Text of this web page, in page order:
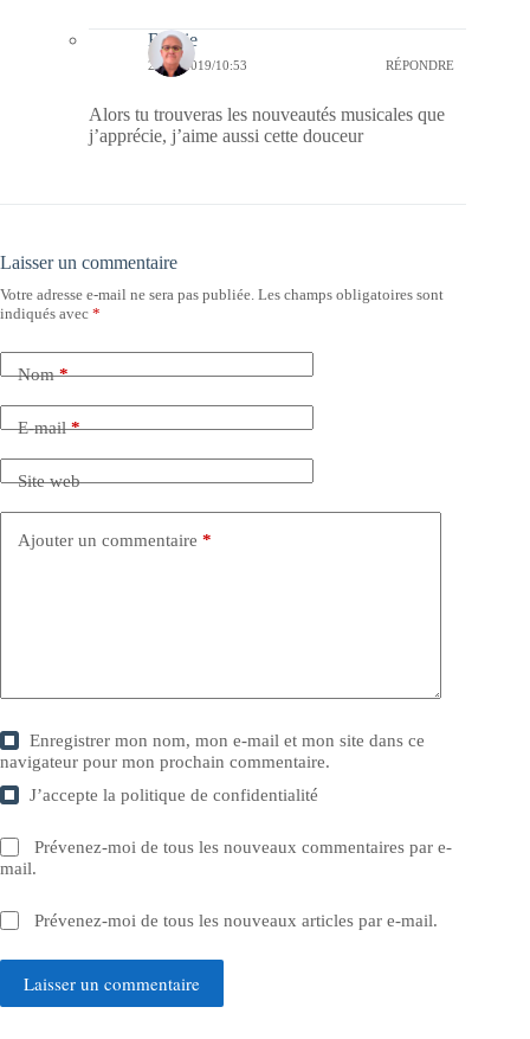
Bernie
21/01/2019/10:53 RÉPONDRE
Alors tu trouveras les nouveautés musicales que
j’apprécie, j’aime aussi cette douceur
Laisser un commentaire
Votre adresse e-mail ne sera pas publiée. Les champs obligatoires sont
indiqués avec *
Nom*
E-mail*
Site web
Ajouter un commentaire *
Enregistrer mon nom, mon e-mail et mon site dans ce
navigateur pour mon prochain commentaire.
J’accepte lapolitique de confidentialité
Prévenez-moi de tous les nouveaux commentaires par e-
mail.
Prévenez-moi de tous les nouveaux articles par e-mail.
Laisser un commentaire